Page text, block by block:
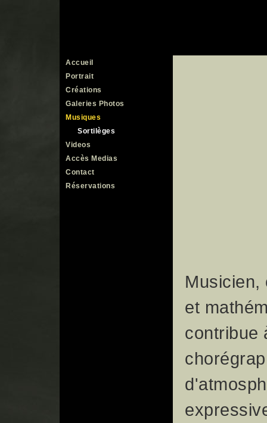
Accueil
Portrait
Créations
Galeries Photos
Musiques
Sortilèges
Videos
Accès Medias
Contact
Réservations
Musicien,
et
contribue